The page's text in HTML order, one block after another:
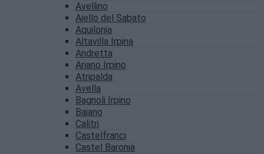
Avellino
Aiello del Sabato
Aquilonia
Altavilla Irpina
Andretta
Ariano Irpino
Atripalda
Avella
Bagnoli Irpino
Baiano
Calitri
Castelfranci
Castel Baronia